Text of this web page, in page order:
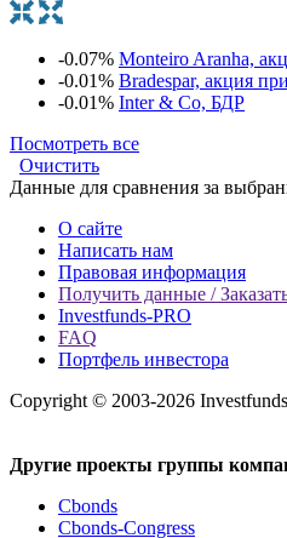
-0.07% Monteiro Aranha,
-0.01% Bradespar, акция
-0.01% Inter & Co, БДР
Посмотреть все
Очистить
Данные для сравнения за
О сайте
Написать нам
Правовая информация
Получить данные /
Investfunds-PRO
FAQ
Портфель инвестора
Copyright © 2003-2026 Investfunds
Другие проекты группы
Cbonds
Cbonds-Congress